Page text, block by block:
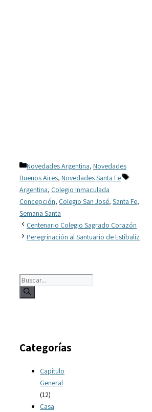
Categorías
Novedades Argentina, Novedades
Buenos Aires, Novedades Santa Fe
Etiquetas
Argentina, Colegio Inmaculada
Concepción, Colegio San José, Santa Fe,
Semana Santa
Centenario Colegio Sagrado Corazón
Peregrinación al Santuario de Estíbaliz
Buscar:
Categorías
Capítulo
General
(12)
Casa